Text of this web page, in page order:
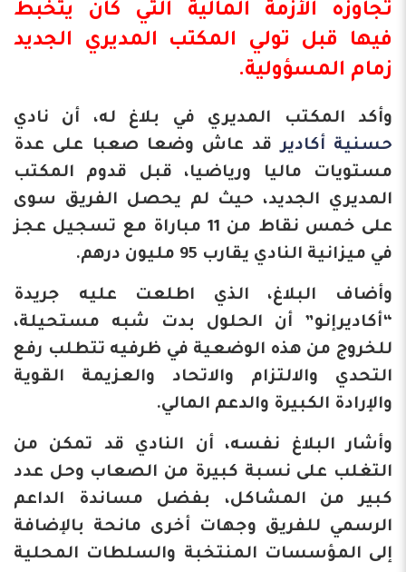
تجاوزه الأزمة المالية التي كان يتخبط
فيها قبل تولي المكتب المديري الجديد
زمام المسؤولية.
وأكد المكتب المديري في بلاغ له، أن نادي
حسنية أكاديرقد عاش وضعا صعبا على عدة
مستويات ماليا ورياضيا، قبل قدوم المكتب
المديري الجديد، حيث لم يحصل الفريق سوى
على خمس نقاط من 11 مباراة مع تسجيل عجز
في ميزانية النادي يقارب 95 مليون درهم.
وأضاف البلاغ، الذي اطلعت عليه جريدة
“أكاديرإنو” أن الحلول بدت شبه مستحيلة،
للخروج من هذه الوضعية في ظرفيه تتطلب رفع
التحدي والالتزام والاتحاد والعزيمة القوية
والإرادة الكبيرة والدعم المالي.
وأشار البلاغ نفسه، أن النادي قد تمكن من
التغلب على نسبة كبيرة من الصعاب وحل عدد
كبير من المشاكل، بفضل مساندة الداعم
الرسمي للفريق وجهات أخرى مانحة بالإضافة
إلى المؤسسات المنتخبة والسلطات المحلية